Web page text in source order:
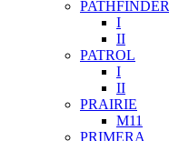
PATHFINDER
I
II
PATROL
I
II
PRAIRIE
M11
PRIMERA